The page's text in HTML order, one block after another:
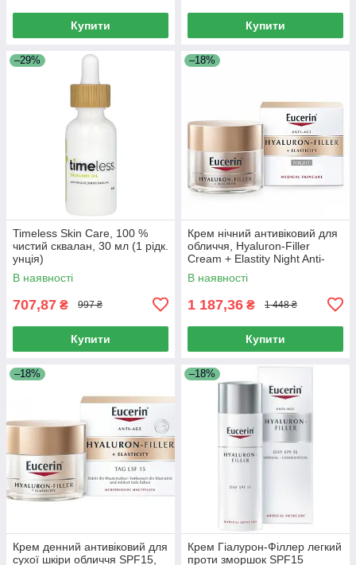
Купити Купити
–29%
Timeless Skin Care, 100 %
чистий сквалан, 30 мл (1 рідк.
унція)
В наявності
707,87 ₴ 997 ₴
Купити
–18%
Крем нічний антивіковий для
обличчя, Hyaluron-Filler
Cream + Elastity Night Anti-
Aging for Face, Eucerin, 50 мл
В наявності
1 187,36 ₴ 1 448 ₴
Купити
–18%
Крем денний антивіковий для
сухої шкіри обличчя SPF15,
–18%
Крем Гіалурон-Філлер легкий
проти зморшок SPF15